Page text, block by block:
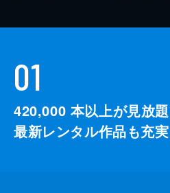
01
420,000 本以上が見放題
最新レンタル作品も充実